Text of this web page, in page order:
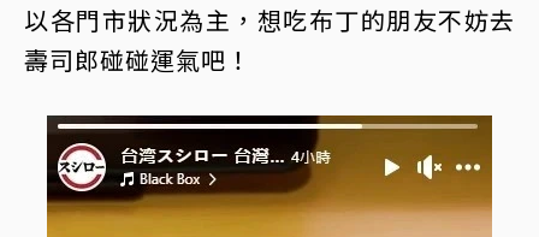
以各門市狀況為主，想吃布丁的朋友不妨去
壽司郎碰碰運氣吧！